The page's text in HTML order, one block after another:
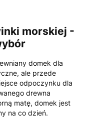
morskiej -
domek dla
ale przede
odpoczynku dla
drewna
matę, domek jest
na co dzień.